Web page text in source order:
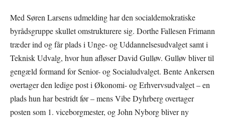
Med Søren Larsens udmelding har den socialdemokratiske
byrådsgruppe skullet omstrukturere sig. Dorthe Fallesen Frimann
træder ind og får plads i Unge- og Uddannelsesudvalget samt i
Teknisk Udvalg, hvor hun afløser David Gulløv. Gulløv bliver til
gengæld formand for Senior- og Socialudvalget. Bente Ankersen
overtager den ledige post i Økonomi- og Erhvervsudvalget – en
plads hun har bestridt før – mens Vibe Dyhrberg overtager
posten som 1. viceborgmester, og John Nyborg bliver ny